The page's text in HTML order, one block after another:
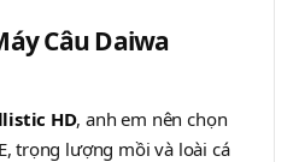
Câu Daiwa
HD, anh em nên chọn
trọng lượng mồi và loài cá